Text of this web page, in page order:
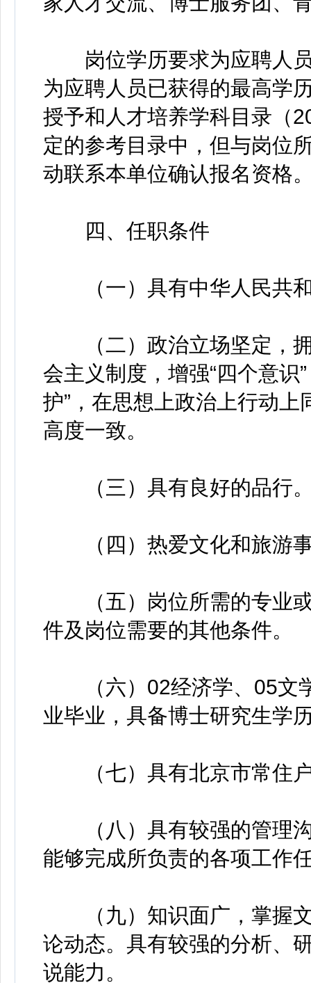
岗位学历要求为应聘人员
为应聘人员已获得的最高学
授予和人才培养学科目录（
定的参考目录中，但与岗位
动联系本单位确认报名资格
四、任职条件
（一）具有中华人民共和
（二）政治立场坚定，拥
会主义制度，增强“四个意识
护”，在思想上政治上行动
高度一致。
（三）具有良好的品行
（四）热爱文化和旅游
（五）岗位所需的专业或
件及岗位需要的其他条件。
（六）02经济学、05文
业毕业，具备博士研究生学
（七）具有北京市常住户
（八）具有较强的管理沟
能够完成所负责的各项工作
（九）知识面广，掌握文
论动态。具有较强的分析、
说能力。